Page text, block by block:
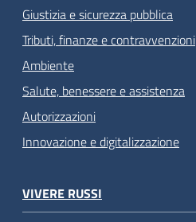
Giustizia e sicurezza pubblica
Tributi, finanze e contravvenzioni
Ambiente
Salute, benessere e assistenza
Autorizzazioni
Innovazione e digitalizzazione
VIVERE RUSSI